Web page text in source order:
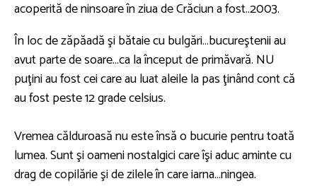
acoperită de ninsoare în ziua de Crăciun a fost..2003.
În loc de zăpăadă şi bătaie cu bulgări…bucureştenii au
avut parte de soare…ca la început de primăvară. NU
puţini au fost cei care au luat aleile la pas ţinând cont că
au fost peste 12 grade celsius.
Vremea călduroasă nu este însă o bucurie pentru toată
lumea. Sunt şi oameni nostalgici care îşi aduc aminte cu
drag de copilărie şi de zilele în care iarna…ningea.